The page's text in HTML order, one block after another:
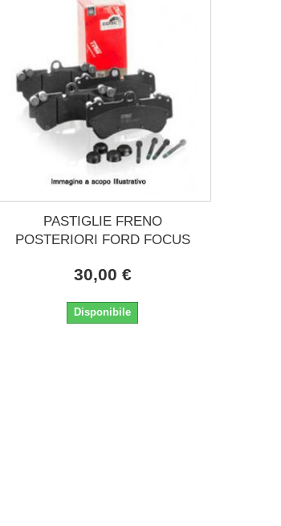
PASTIGLIE FRENO
POSTERIORI FORD FOCUS
30,00 €
Disponibile